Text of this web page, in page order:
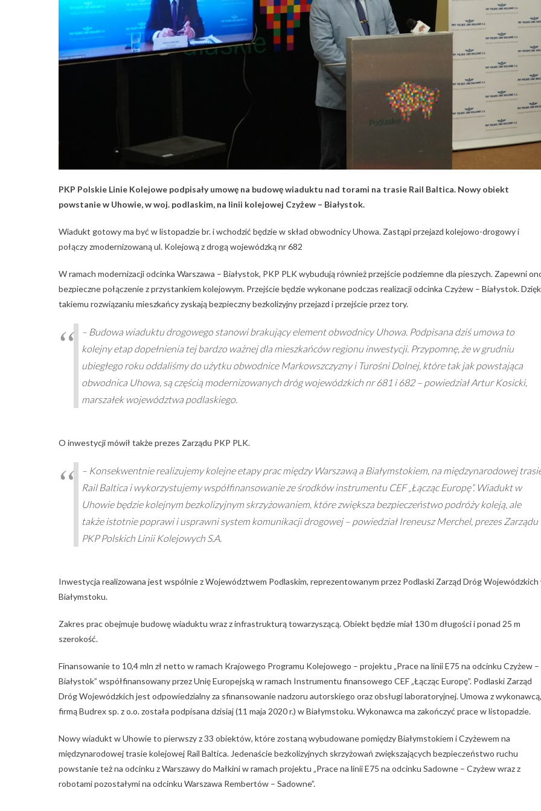
PKP Polskie Linie Kolejowe podpisały umowę na budowę wiaduktu nad torami na trasie Rail Baltica. Nowy obiekt
powstanie w Uhowie, w woj. podlaskim, na linii kolejowej Czyżew – Białystok.
Wiadukt gotowy ma być w listopadzie br. i wchodzić będzie w skład obwodnicy Uhowa. Zastąpi przejazd kolejowo-drogowy i
połączy zmodernizowaną ul. Kolejową z drogą wojewódzką nr 682
W ramach modernizacji odcinka Warszawa – Białystok, PKP PLK wybudują również przejście podziemne dla pieszych. Zapewni
bezpieczne połączenie z przystankiem kolejowym. Przejście będzie wykonane podczas realizacji odcinka Czyżew – Białystok.
takiemu rozwiązaniu mieszkańcy zyskają bezpieczny bezkolizyjny przejazd i przejście przez tory.
– Budowa wiaduktu drogowego stanowi brakujący element obwodnicy Uhowa. Podpisana dziś umowa to
kolejny etap dopełnienia tej bardzo ważnej dla mieszkańców regionu inwestycji. Przypomnę, że w grudniu
ubiegłego roku oddaliśmy do użytku obwodnice Markowszczyzny i Turośni Dolnej, które tak jak powstająca
obwodnica Uhowa, są częścią modernizowanych dróg wojewódzkich nr 681 i 682 – powiedział Artur Kosicki,
marszałek województwa podlaskiego.
O inwestycji mówił także prezes Zarządu PKP PLK.
– Konsekwentnie realizujemy kolejne etapy prac między Warszawą a Białymstokiem, na międzynarodowej
Rail Baltica i wykorzystujemy współfinansowanie ze środków instrumentu CEF „Łącząc Europę”. Wiadukt w
Uhowie będzie kolejnym bezkolizyjnym skrzyżowaniem, które zwiększa bezpieczeństwo podróży koleją, ale
także istotnie poprawi i usprawni system komunikacji drogowej – powiedział Ireneusz Merchel, prezes Zarządu
PKP Polskich Linii Kolejowych S.A.
Inwestycja realizowana jest wspólnie z Województwem Podlaskim, reprezentowanym przez Podlaski Zarząd Dróg Wojewódzkich
Białymstoku.
Zakres prac obejmuje budowę wiaduktu wraz z infrastrukturą towarzyszącą. Obiekt będzie miał 130 m długości i ponad 25 m
szerokość.
Finansowanie to 10,4 mln zł netto w ramach Krajowego Programu Kolejowego – projektu „Prace na linii E75 na odcinku Czyżew –
Białystok” współfinansowany przez Unię Europejską w ramach Instrumentu finansowego CEF „Łącząc Europę”. Podlaski Zarząd
Dróg Wojewódzkich jest odpowiedzialny za sfinansowanie nadzoru autorskiego oraz obsługi laboratoryjnej. Umowa z wykonawcą,
firmą Budrex sp. z o.o. została podpisana dzisiaj (11 maja 2020 r.) w Białymstoku. Wykonawca ma zakończyć prace w listopadzie.
Nowy wiadukt w Uhowie to pierwszy z 33 obiektów, które zostaną wybudowane pomiędzy Białymstokiem i Czyżewem na
międzynarodowej trasie kolejowej Rail Baltica. Jedenaście bezkolizyjnych skrzyżowań zwiększających bezpieczeństwo ruchu
powstanie też na odcinku z Warszawy do Małkini w ramach projektu „Prace na linii E75 na odcinku Sadowne – Czyżew wraz z
robotami pozostałymi na odcinku Warszawa Rembertów – Sadowne”.